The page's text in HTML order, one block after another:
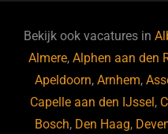
b
o
o
k
ky dI
n
Bekijk ook vacatures in
Almere,Alphen aan den
Apeldoorn,Arnhem,
Capelle aan den IJssel ,
Bosch, Den Haag,